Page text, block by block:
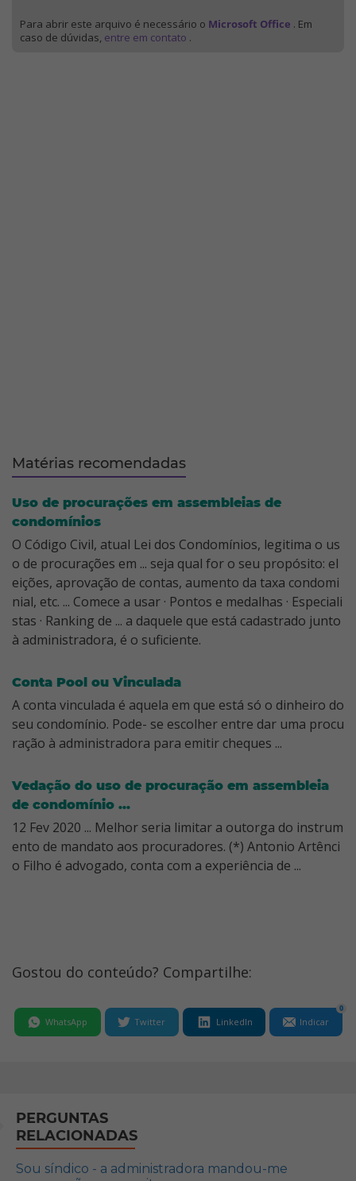
Para abrir este arquivo é necessário o Microsoft Office . Em
caso de dúvidas, entre em contato .
Matérias recomendadas
Uso de procurações em assembleias de
condomínios
O Código Civil, atual Lei dos Condomínios, legitima o us
o de procurações em ... seja qual for o seu propósito: el
eições, aprovação de contas, aumento da taxa condomi
nial, etc. ... Comece a usar · Pontos e medalhas · Especiali
stas · Ranking de ... a daquele que está cadastrado junto
à administradora, é o suficiente.
Conta Pool ou Vinculada
A conta vinculada é aquela em que está só o dinheiro do
seu condomínio. Pode- se escolher entre dar uma procu
ração à administradora para emitir cheques ...
Vedação do uso de procuração em assembleia
de condomínio ...
12 Fev 2020 ... Melhor seria limitar a outorga do instrum
ento de mandato aos procuradores. (*) Antonio Artênci
o Filho é advogado, conta com a experiência de ...
Gostou do conteúdo? Compartilhe:
WhatsApp Twitter LinkedIn Indicar
0
PERGUNTAS
RELACIONADAS
Sou síndico - a administradora mandou-me